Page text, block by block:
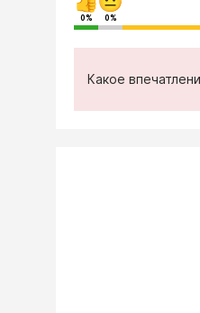
0% 0%
Какое